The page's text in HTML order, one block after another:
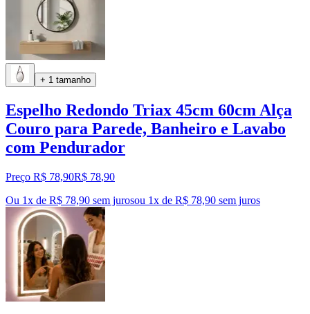
+ 1 tamanho
Espelho Redondo Triax 45cm 60cm Alça
Couro para Parede, Banheiro e Lavabo
com Pendurador
Preço R$ 78,90R$ 78,90
Ou 1x de R$ 78,90 sem jurosou 1x de R$ 78,90 sem juros